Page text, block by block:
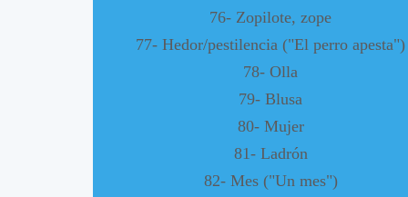
76- Zopilote, zope
77- Hedor/pestilencia ("El perro apesta")
78- Olla
79- Blusa
80- Mujer
81- Ladrón
82- Mes ("Un mes")